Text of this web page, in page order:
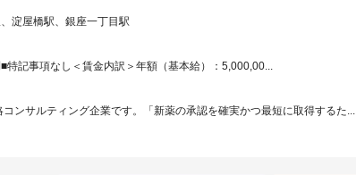
淀屋橋駅、銀座一丁目駅
記事項なし＜賃金内訳＞年額（基本給）：5,000,00...
ンサルティング企業です。「新薬の承認を確実かつ最短に取得するた...